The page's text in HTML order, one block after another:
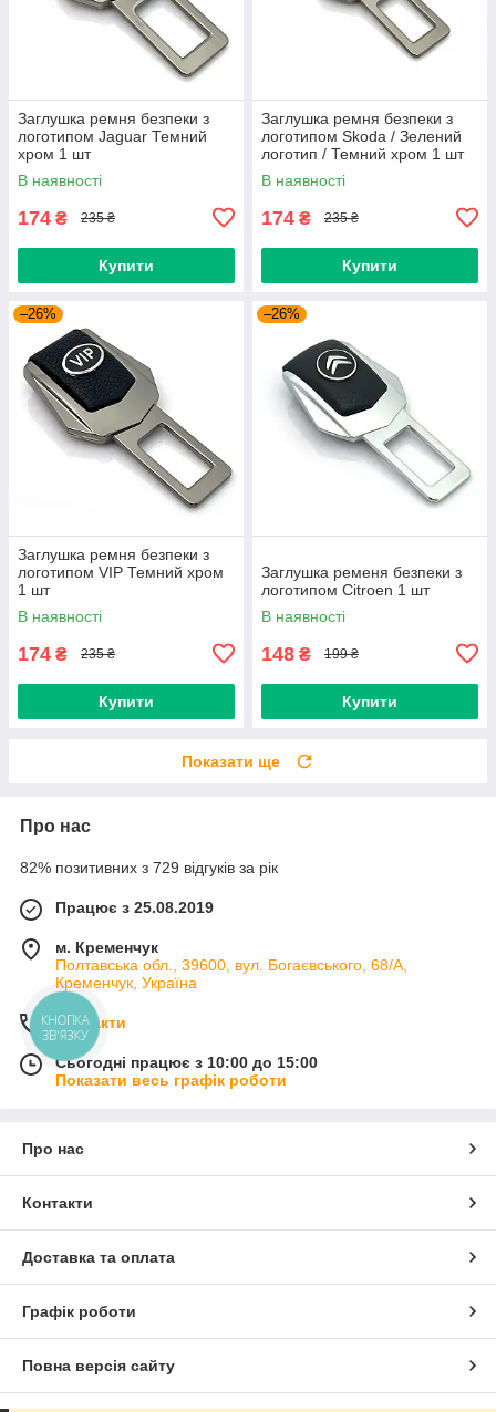
Заглушка ремня безпеки з
логотипом Jaguar Темний
хром 1 шт
В наявності
174 ₴ 235 ₴
Купити
Заглушка ремня безпеки з
логотипом Skoda / Зелений
логотип / Темний хром 1 шт
В наявності
174 ₴ 235 ₴
Купити
–26%
Заглушка ремня безпеки з
логотипом VIP Темний хром
1 шт
В наявності
174 ₴ 235 ₴
Купити
–26%
Заглушка ременя безпеки з
логотипом Citroen 1 шт
В наявності
148 ₴ 199 ₴
Купити
Показати ще
Про нас
82% позитивних з 729 відгуків за рік
Працює з 25.08.2019
м. Кременчук
Полтавська обл., 39600, вул. Богаєвського, 68/А,
Кременчук, Україна
Контакти
Сьогодні працює з 10:00 до 15:00
Показати весь графік роботи
Про нас
Контакти
Доставка та оплата
Графік роботи
Повна версія сайту
КНОПКА
ЗВ'ЯЗКУ